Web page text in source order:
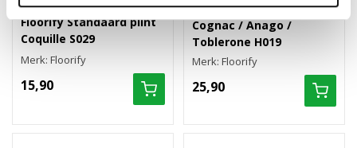
Floorify Standaard plint
Coquille S029
Merk: Floorify
15,90
Floorify Hoge plint
Cognac / Anago /
Toblerone H019
Merk: Floorify
25,90